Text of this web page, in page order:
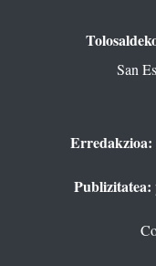
San
Erredakzioa:
Publizitatea: